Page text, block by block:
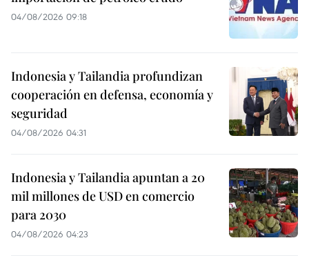
04/08/2026 09:18
Indonesia y Tailandia profundizan
cooperación en defensa, economía y
seguridad
04/08/2026 04:31
Indonesia y Tailandia apuntan a 20
mil millones de USD en comercio
para 2030
04/08/2026 04:23